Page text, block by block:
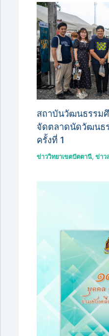
สถาบันวัฒนธรรม
จัดตลาดนัดวัฒนธร
ครั้งที่ 1
ข่าววิทยาเขตปัตตานี, ข่าว